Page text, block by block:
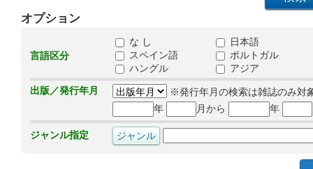
オプション
言語区分
な し
日本語
スペイン語
ポルトガル
ハングル
アジア
出版／発行年月
※発行年月の検索は雑誌のみ対
年
月から 年
ジャンル指定